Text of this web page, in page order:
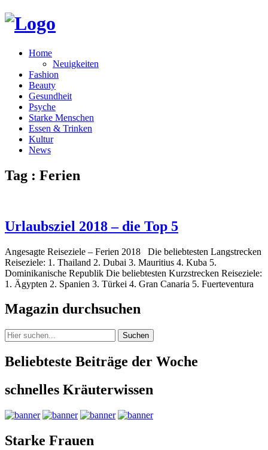
Home
Neuigkeiten
Fashion
Beauty
Gesundheit
Psyche
Starke Menschen
Essen & Trinken
Kultur
News
Tag : Ferien
Urlaubsziel 2018 – die Top 5
Angesagte Reiseziele – Ferien 2018 Die beliebtesten Langstrecken
Reiseziele: 1. Thailand 2. Dubai 3. Mauritius 4. Kuba 5.
Dominikanische Republik Die beliebtesten Kurzstrecken Reiseziele:
1. Ägypten 2. Spanien 3. Türkei 4. Gran Canaria 5. Fuerteventura
Magazin durchsuchen
Suchen
Beliebteste Beiträge der Woche
schnelles Kräuterwissen
Starke Frauen